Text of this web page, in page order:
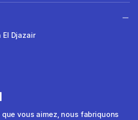
El Djazair
vous aimez, nous fabriquons